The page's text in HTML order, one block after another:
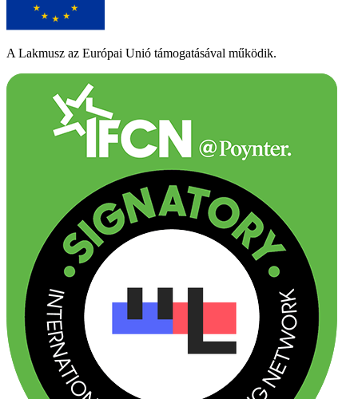
A Lakmusz az Európai Unió támogatásával működik.